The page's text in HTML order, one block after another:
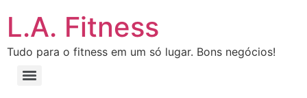
L.A. Fitness
Tudo para o fitness em um só lugar. Bons negócios!